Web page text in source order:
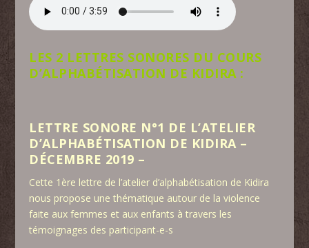
LES 2 LETTRES SONORES DU COURS
D’ALPHABÉTISATION DE KIDIRA :
LETTRE SONORE N°1 DE L’ATELIER
D’ALPHABÉTISATION DE KIDIRA –
DÉCEMBRE 2019 –
Cette 1ère lettre de l’atelier d’alphabétisation de Kidira
nous propose une thématique autour de la violence
faite aux femmes et aux enfants à travers les
témoignages des participant-e-s